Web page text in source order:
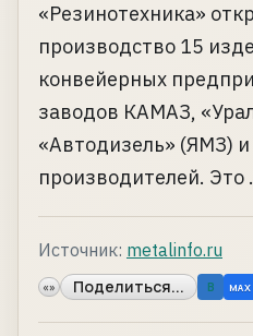
«Резинотехника»
производство 15
конвейерных
заводов КАМАЗ,
«Автодизель» (ЯМЗ) и
производителей. Это
Источник: metalinfo.ru
«» Поделиться... B MAX